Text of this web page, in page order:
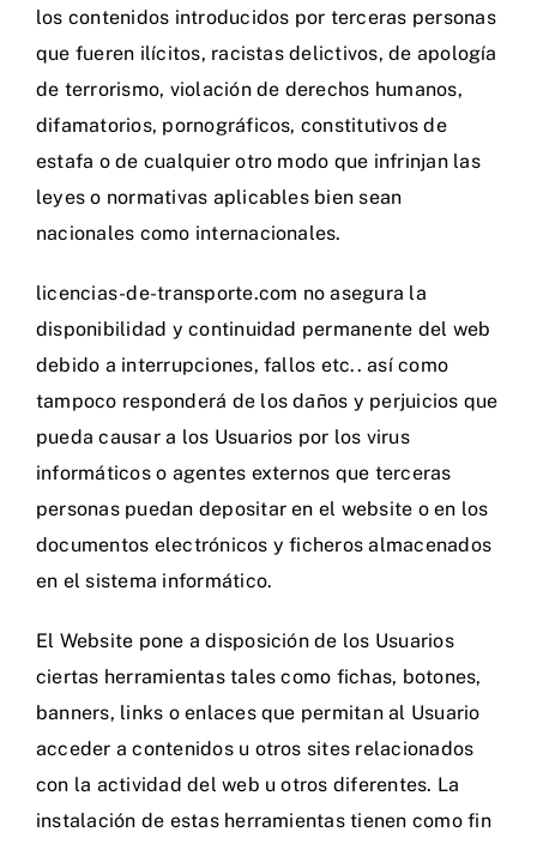
los contenidos introducidos por terceras personas
que fueren ilícitos, racistas delictivos, de apología
de terrorismo, violación de derechos humanos,
difamatorios, pornográficos, constitutivos de
estafa o de cualquier otro modo que infrinjan las
leyes o normativas aplicables bien sean
nacionales como internacionales.
licencias-de-transporte.com no asegura la
disponibilidad y continuidad permanente del web
debido a interrupciones, fallos etc.. así como
tampoco responderá de los daños y perjuicios que
pueda causar a los Usuarios por los virus
informáticos o agentes externos que terceras
personas puedan depositar en el website o en los
documentos electrónicos y ficheros almacenados
en el sistema informático.
El Website pone a disposición de los Usuarios
ciertas herramientas tales como fichas, botones,
banners, links o enlaces que permitan al Usuario
acceder a contenidos u otros sites relacionados
con la actividad del web u otros diferentes. La
instalación de estas herramientas tienen como fin